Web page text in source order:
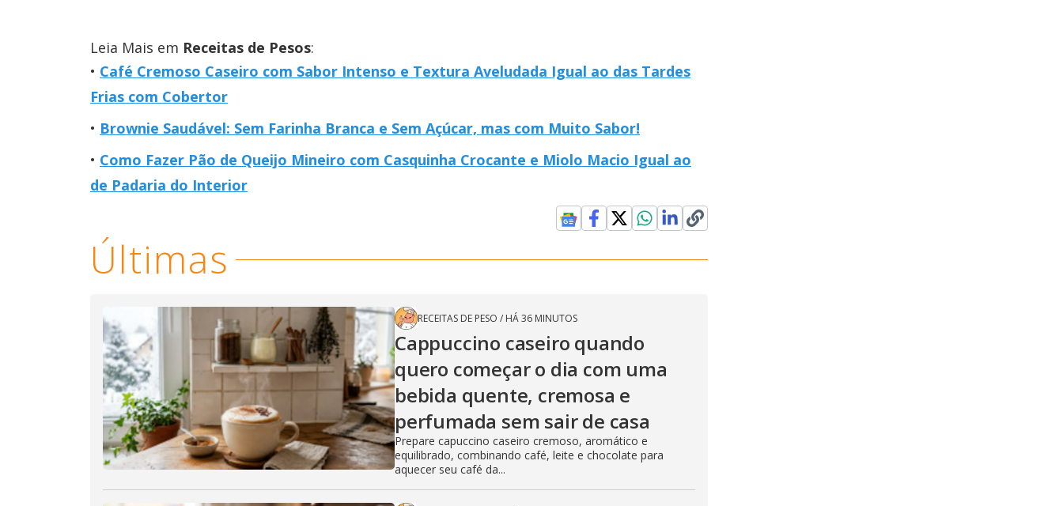
Leia Mais em Receitas de Pesos:
Café Cremoso Caseiro com Sabor Intenso e Textura Aveludada Igual ao das Tardes
Frias com Cobertor
Brownie Saudável: Sem Farinha Branca e Sem Açúcar, mas com Muito Sabor!
Como Fazer Pão de Queijo Mineiro com Casquinha Crocante e Miolo Macio Igual ao
de Padaria do Interior
Últimas
RECEITAS DE PESO / HÁ 36 MINUTOS
Cappuccino caseiro quando
quero começar o dia com uma
bebida quente, cremosa e
perfumada sem sair de casa
Prepare capuccino caseiro cremoso, aromático e
equilibrado, combinando café, leite e chocolate para
aquecer seu café da...